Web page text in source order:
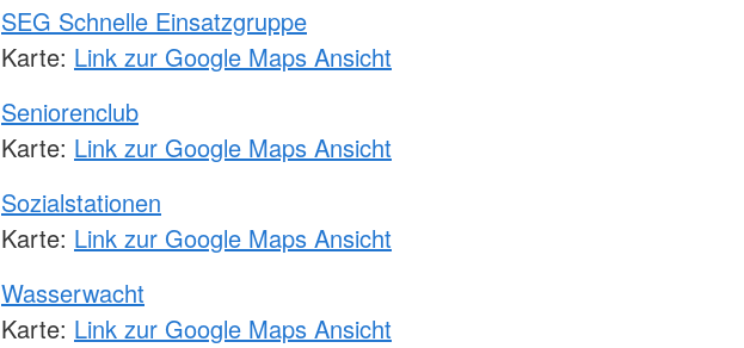
SEG Schnelle Einsatzgruppe
Karte: Link zur Google Maps Ansicht
Seniorenclub
Karte: Link zur Google Maps Ansicht
Sozialstationen
Karte: Link zur Google Maps Ansicht
Wasserwacht
Karte: Link zur Google Maps Ansicht